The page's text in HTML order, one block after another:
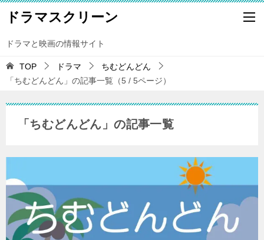
ドラマスクリーン
ドラマと映画の情報サイト
TOP ドラマ
ちむどんどん
「ちむどんどん」の記事一覧（5 / 5ページ）
「ちむどんどん」の記事一覧